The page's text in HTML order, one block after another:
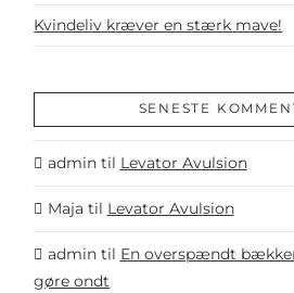
Kvindeliv kræver en stærk mave!
SENESTE
admintil Levator Avulsion
Maja til Levator Avulsion
admintil En overspændt
gøre ondt